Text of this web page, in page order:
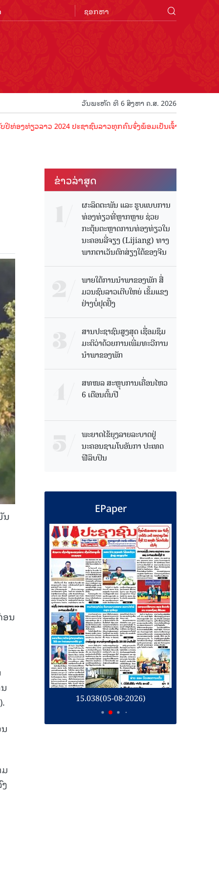
ວັນພະຫັດ ທີ 6 ສິງຫາ ຄ.ສ. 2026
ຽວລາວ 2024 ປະຊາຊົນລາວທຸກຄົນຈົ່ງພ້ອມເປັນເຈົ້າພາບທີ່ດີ ຕ້ອນຮັບນັ
ນ
ອນ
ຂ່າວ​ລ່າ​ສຸດ
ຜະລິດຕະພັນ ແລະ ຮູບແບບການ
ທ່ອງທ່ຽວທີ່ຫຼາກຫຼາຍ ຊ່ວຍ
ກະຕຸ້ນຕະຫຼາດການທ່ອງທ່ຽວໃນ
ນະຄອນລີ່ຈຽງ (Lijiang) ທາງ
ພາກຕາເວັນຕົກສ່ຽງໃຕ້ຂອງຈີນ
ພາຍໃຕ້ການນໍາພາຂອງພັກ ສື່
ມວນຊົນລາວເຕີບໃຫຍ່ ເຂັ້ມແຂງ
ຢ່າງບໍ່ຢຸດຢັ້ງ
ສານປະຊາຊົນສູງສຸດ ເຊື່ອມຊຶມ
ມະຕິວ່າດ້ວຍການເພີ່ມທະວີການ
ນຳພາຂອງພັກ
ສທໜລ ສະຫຼຸບການເຄື່ອນໄຫວ
6 ເດືອນຕົ້ນປີ
ພະຍາດໄຂ້ຍຸງລາຍລະບາດຢູ່
ນະຄອນຊາມໂບ​ອັນກາ ປະເທດ
ຟີລິບປິນ
EPaper
15.038(05-08-2026)